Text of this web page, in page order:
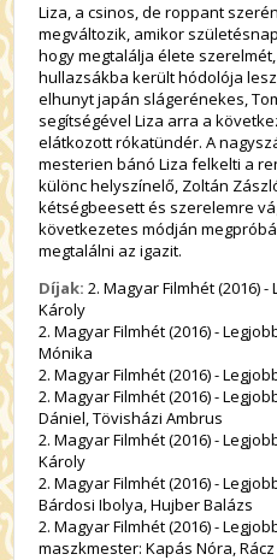
Liza, a csinos, de roppant
megváltozik, amikor
hogy megtalálja élete
hullazsákba került hódolója
elhunyt japán slágerénekes,
segítségével Liza arra a
elátkozott rókatündér. A
mesterien bánó Liza felkelti a
különc helyszínelő, Zoltán
kétségbeesett és szerelemre
következetes módján
megtalálni az igazit.
Díjak: 2. Magyar Filmhét (2016)
Károly
2. Magyar Filmhét (2016) -
Mónika
2. Magyar Filmhét (2016) -
2. Magyar Filmhét (2016) -
Dániel, Tövisházi Ambrus
2. Magyar Filmhét (2016) -
Károly
2. Magyar Filmhét (2016) -
Bárdosi Ibolya, Hujber Balázs
2. Magyar Filmhét (2016) -
maszkmester: Kapás Nóra,